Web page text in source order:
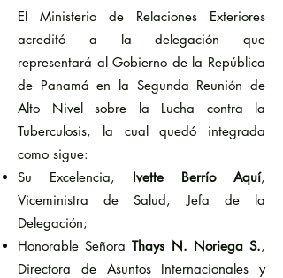
El Ministerio de Relaciones Exteriores
acreditó a la delegación que
representará al Gobierno de la República
de Panamá en la Segunda Reunión de
Alto Nivel sobre la Lucha contra la
Tuberculosis, la cual quedó integrada
como sigue:
Su Excelencia, Ivette Berrío Aquí,
Viceministra de Salud, Jefa de la
Delegación;
Honorable SeñoraThays N. Noriega S.,
Directora de Asuntos Internacionales y